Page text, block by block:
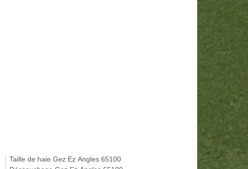
Taille de haie Gez Ez Angles 65100